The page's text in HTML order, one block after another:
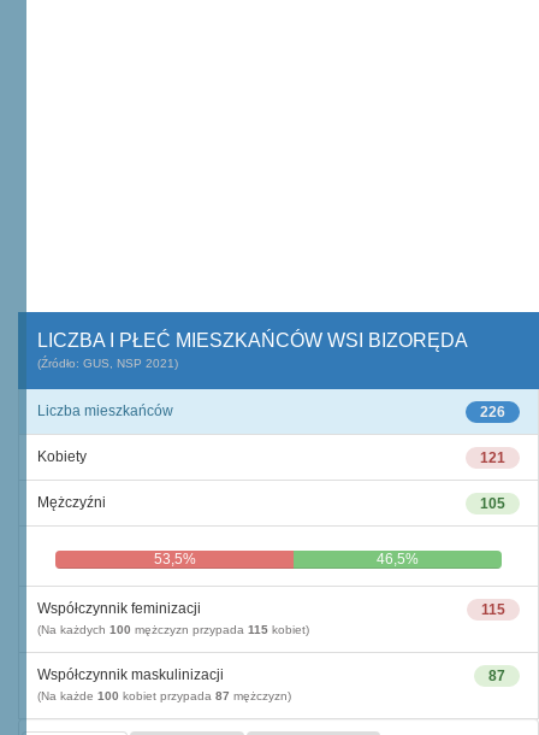
LICZBA I PŁEĆ MIESZKAŃCÓW WSI BIZORĘDA
(Źródło: GUS, NSP 2021)
226
Liczba mieszkańców
121
Kobiety
105
Mężczyźni
53,5% 46,5%
115
Współczynnik feminizacji
(Na każdych 100 mężczyzn przypada 115 kobiet)
87
Współczynnik maskulinizacji
(Na każde 100 kobiet przypada 87 mężczyzn)